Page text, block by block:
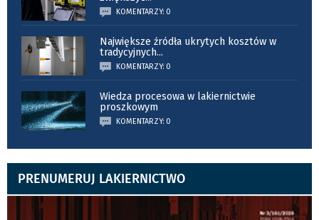
KOMENTARZY: 0
Największe źródła ukrytych kosztów w
tradycyjnych...
KOMENTARZY: 0
Wiedza procesowa w lakiernictwie
proszkowym
KOMENTARZY: 0
PRENUMERUJ LAKIERNICTWO